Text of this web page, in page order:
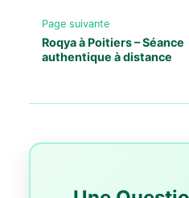
Page suivante
Roqya à Poitiers – Séance
authentique à distance